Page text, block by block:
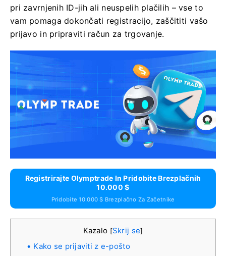
pri zavrnjenih ID-jih ali neuspelih plačilih – vse to
vam pomaga dokončati registracijo, zaščititi vašo
prijavo in pripraviti račun za trgovanje.
Registrirajte Olymptrade In Pridobite Brezplačnih
10.000 $
Pridobite 10.000 $ Brezplačno Za Začetnike
Kazalo [Skrij se]
Kako se prijaviti z e-pošto